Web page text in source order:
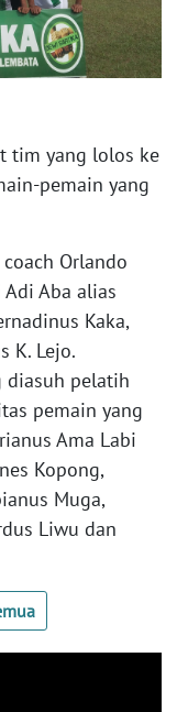
tim yang lolos ke
pemain yang
Orlando
Aba alias
Kaka,
K. Lejo.
diasuh pelatih
pemain yang
Ama Labi
Kopong,
Muga,
Liwu dan